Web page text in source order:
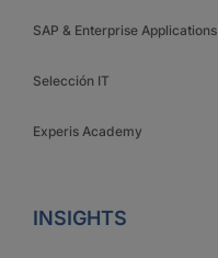
SAP & Enterprise Applications
Selección IT
Experis Academy
INSIGHTS